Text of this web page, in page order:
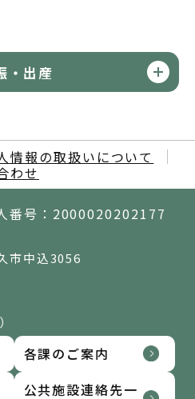
・出産
情報の取扱いについて
わせ
番号：2000020202177
市中込3056
各課のご案内
公共施設連絡先一